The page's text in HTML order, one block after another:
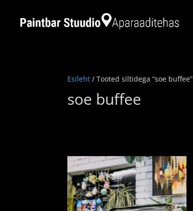
Esileht / Tooted siltidega “soe buffee”
soe buffee